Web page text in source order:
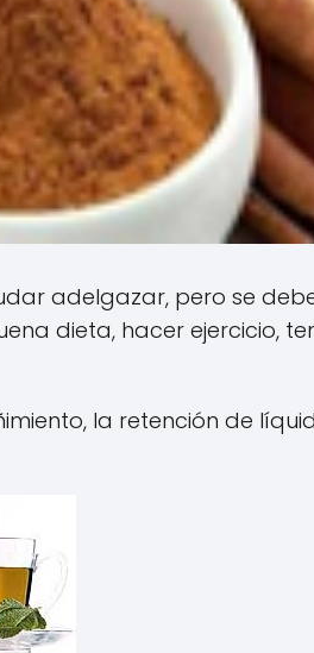
adelgazar, pero se
dieta, hacer ejercicio,
la retención de